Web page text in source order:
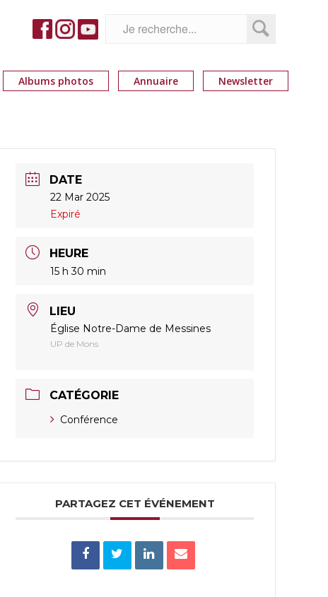
Albums photos Annuaire Newsletter
DATE
22 Mar 2025
Expiré
HEURE
15 h 30 min
LIEU
Église Notre-Dame de Messines
UP de Mons
CATÉGORIE
Conférence
PARTAGEZ CET ÉVÉNEMENT